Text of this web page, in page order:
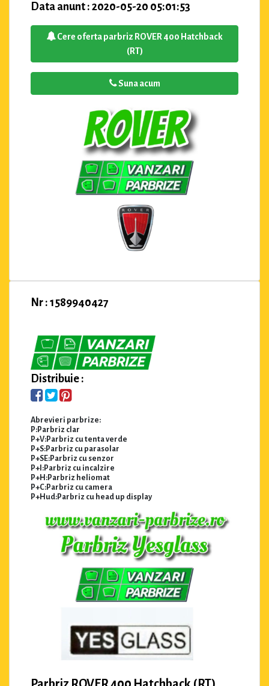
Data anunt : 2020-05-20 05:01:53
Cere oferta parbriz ROVER 400 Hatchback
(RT)
Suna acum
Nr : 1589940427
Distribuie :
Abrevieri parbrize:
P:Parbriz clar
P+V:Parbriz cu tenta verde
P+S:Parbriz cu parasolar
P+SE:Parbriz cu senzor
P+I:Parbriz cu incalzire
P+H:Parbriz heliomat
P+C:Parbriz cu camera
P+Hud:Parbriz cu head up display